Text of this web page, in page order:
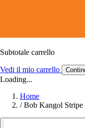
Subtotale carrello
Vedi il mio carrello
Loading...
Home
/ Bob Kangol Stripe